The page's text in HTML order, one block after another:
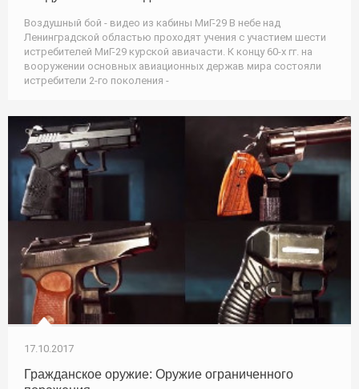
Воздушный бой - видео из кабины МиГ-29 В небе над
Ленинградской областью проходят учения с участием шести
истребителей МиГ-29 курской авиачасти. К концу 60-х гг. на
вооружении основных авиационных держав мира состояли
истребители 2-го поколения -
17.10.2017
Гражданское оружие: Оружие ограниченного